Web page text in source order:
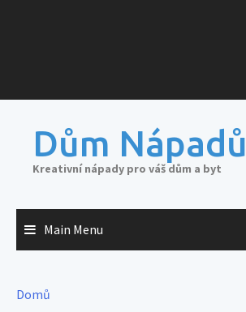
Dům Nápadů
Kreativní nápady pro váš dům a byt
Main Menu
Domů